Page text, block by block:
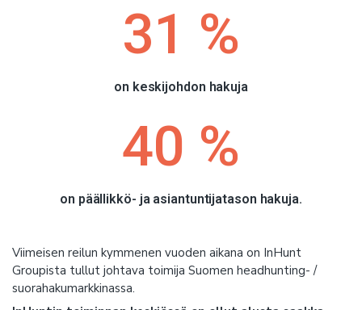
31 %
on keskijohdon hakuja
40 %
on päällikkö- ja asiantuntijatason hakuja.
Viimeisen reilun kymmenen vuoden aikana on InHunt
Groupista tullut johtava toimija Suomen headhunting- /
suorahakumarkkinassa.